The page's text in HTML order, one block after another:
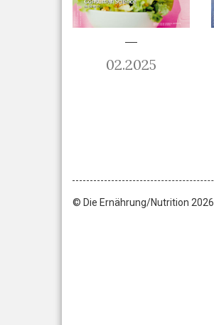
02.2025
© Die Ernährung/Nutrition 2026